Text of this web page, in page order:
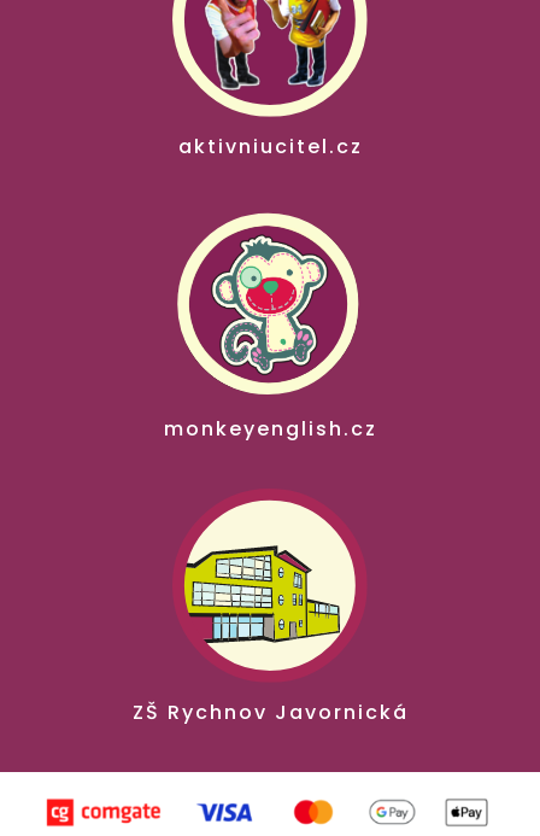
aktivniucitel.cz
monkeyenglish.cz
ZŠ Rychnov Javornická